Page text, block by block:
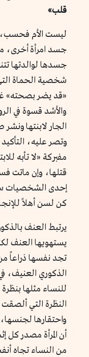
قلب»
ليست الأم فحسب،
جسد امرأة أخرى،
جسدها لوالدتها
شخصية الحماة
«قد يضر بصحته»
والأشد قسوة في
الجار لابنتها
وتصر عليه،
مفبركة «لا تأبه
قتلها، وإن ماتت
إحدى الشخصيات
كن لسن أهلاً
يرتبط العنف
يستهويها العنف
تجد نفسها ذراعاً
الذكوري العنيف،
للنساء مثلها
النظرة التي ألصقت
واحتقارها
أن المرأة مصدر كل
من النساء تجاه